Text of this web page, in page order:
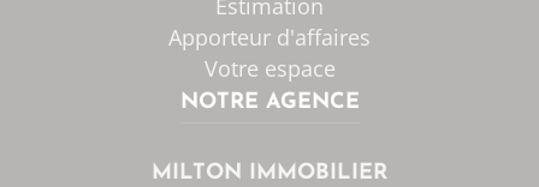
Estimation
Apporteur d'affaires
Votre espace
NOTRE AGENCE
MILTON IMMOBILIER